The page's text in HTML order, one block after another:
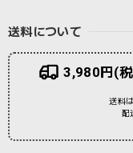
送料について
3,980円(
送料
配